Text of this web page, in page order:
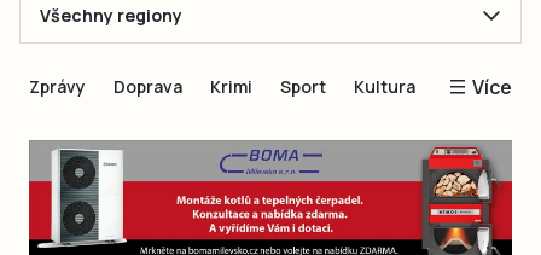
E-mail
Obnovit heslo
Přihlásit se
Všechny regiony
Zprávy Doprava Krimi Sport Kultura Více
Blogy
Inspirace
Čtenáři píší